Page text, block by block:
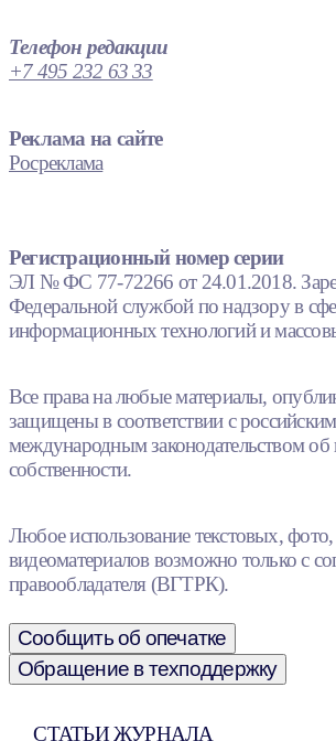
Телефон редакции
+7 495 232 63 33
Реклама на сайте
Росреклама
Регистрационный номер серии
ЭЛ № ФС 77-72266 от 24.01.2018.
Федеральной службой по надзору в
информационных технологий и
Все права на любые материалы,
защищены в соответствии с
международным законодательством об
собственности.
Любое использование текстовых,
видеоматериалов возможно только с
правообладателя (ВГТРК).
Сообщить об опечатке
Обращение в техподдержку
СТАТЬИ ЖУРНАЛА